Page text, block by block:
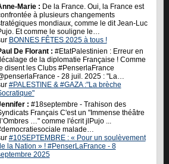
Marie : De la France. Oui, la France est
à plusieurs changements
mondiaux, comme le dit Jean-Luc
Et comme le souligne le…
BONNES FÊTES 2025 à tous !
De Florant : #EtatPalestinien : Erreur en
de la diplomatie Française ! Comme
disent les Clubs #PenserlaFrance
- 28 juil. 2025 : "La…
#PALESTINE & #GAZA :"La brèche
: #18septembre - Trahison des
Français C'est un "Immense théâtre
…" comme l'écrit jlPujo ...
malade…
#10SEPTEMBRE : « Pour un soulèvement
la Nation » ! #PenserLaFrance - 8
2025